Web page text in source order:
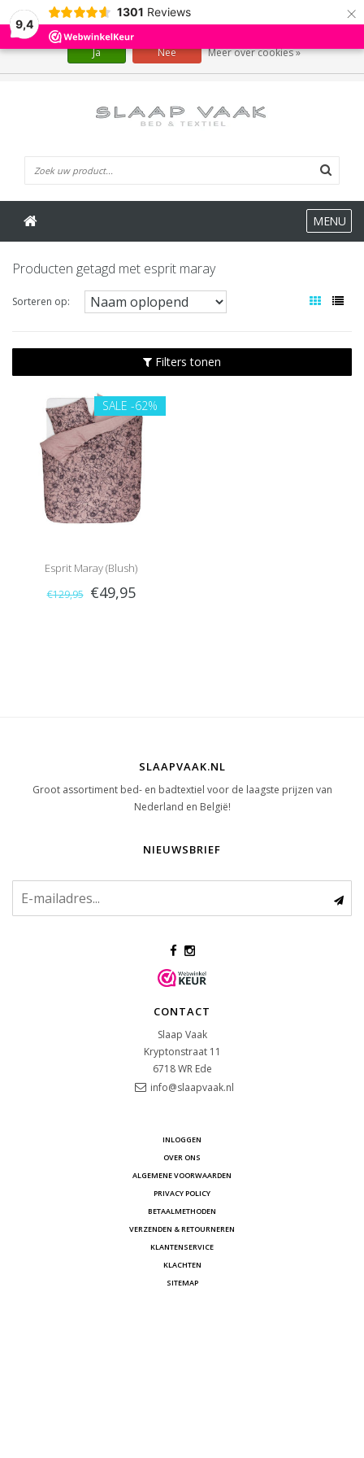
9,4
1301 Reviews ×
MENU
Producten getagd met esprit maray
Sorteren op:
Filters tonen
SALE -62%
Esprit Maray (Blush)
€129,95 €49,95
SLAAPVAAK.NL
Groot assortiment bed- en badtextiel voor de laagste prijzen van
Nederland en België!
NIEUWSBRIEF
CONTACT
Slaap Vaak
Kryptonstraat 11
6718 WR Ede
info@slaapvaak.nl
INLOGGEN
OVER ONS
ALGEMENE VOORWAARDEN
PRIVACY POLICY
BETAALMETHODEN
VERZENDEN & RETOURNEREN
KLANTENSERVICE
KLACHTEN
SITEMAP
Wij slaan cookies op om onze website te verbeteren. Is dat akkoord?
Ja Nee Meer over cookies »